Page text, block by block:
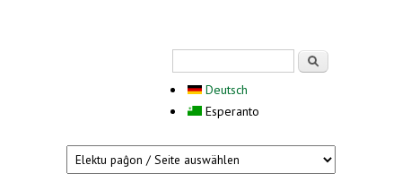
Deutsch
Esperanto